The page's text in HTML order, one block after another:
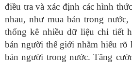
điều tra và xác định các hình
nhau, như mua bán trong
thống kê nhiều dữ liệu chi tiết
bán người thế giới nhằm hiểu rõ
bán người trong nước. Tăng